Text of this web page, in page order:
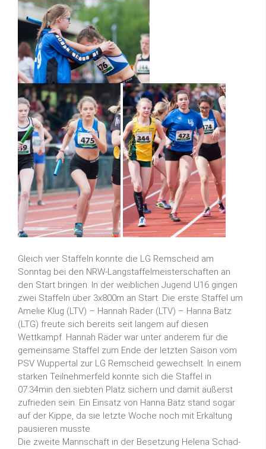
Gleich vier Staffeln konnte die LG Remscheid am
Sonntag bei den NRW-Langstaffelmeisterschaften an
den Start bringen. In der weiblichen Jugend U16 gingen
zwei Staffeln über 3x800m an Start. Die erste Staffel um
Amelie Klug (LTV) – Hannah Räder (LTV) – Hanna Bätz
(LTG) freute sich bereits seit langem auf diesen
Wettkampf. Hannah Räder war unter anderem für die
gemeinsame Staffel zum Ende der letzten Saison vom
PSV Wuppertal zur LG Remscheid gewechselt. In einem
starken Teilnehmerfeld konnte sich die Staffel in
07:34min den siebten Platz sichern und damit äußerst
zufrieden sein. Ein Einsatz von Hanna Bätz stand sogar
auf der Kippe, da sie letzte Woche noch mit Erkältung
pausieren musste.
Die zweite Mannschaft in der Besetzung Helena Schad-